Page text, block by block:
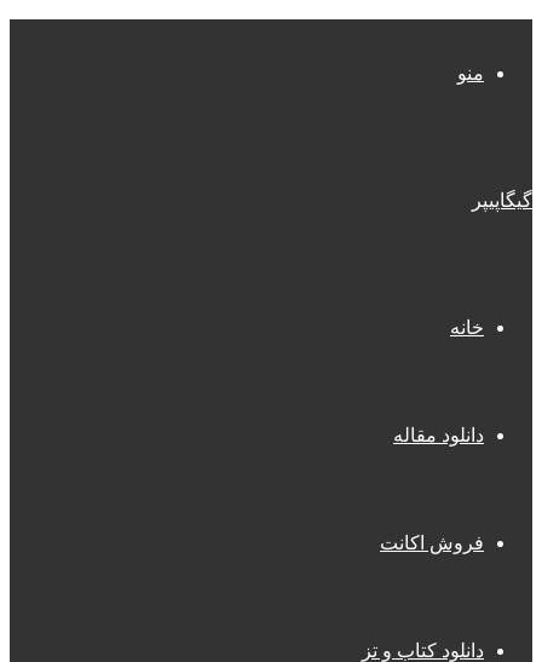
منو
گیگاپیپر
خانه
دانلود مقاله
فروش اکانت
دانلود کتاب و تز